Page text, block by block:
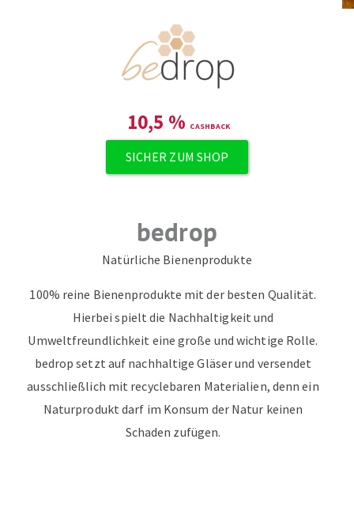
10,5 %
SICHER ZUM SHOP
bedrop
Natürliche Bienenprodukte
100% reine Bienenprodukte mit der besten Qualität.
Hierbei spielt die Nachhaltigkeit und
Umweltfreundlichkeit eine große und wichtige Rolle.
bedrop setzt auf nachhaltige Gläser und versendet
ausschließlich mit recyclebaren Materialien, denn ein
Naturprodukt darf im Konsum der Natur keinen
Schaden zufügen.